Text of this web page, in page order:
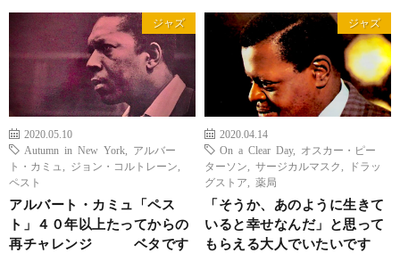
ジャズ
2020.05.10
Autumn in New York
アルバー
ト・カミュ
ジョン・コルトレーン
ペスト
アルバート・カミュ「ペス
ト」４０年以上たってからの
再チャレンジ ベタです
ジャズ
2020.04.14
On a Clear Day, オスカー・ピー
ターソン
サージカルマスク
ドラッ
グストア
薬局
「そうか、あのように生きて
いると幸せなんだ」と思って
もらえる大人でいたいです